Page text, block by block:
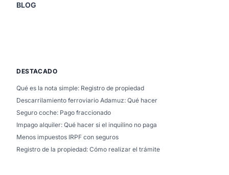
BLOG
DESTACADO
Qué es la nota simple: Registro de propiedad
Descarrilamiento ferroviario Adamuz: Qué hacer
Seguro coche: Pago fraccionado
Impago alquiler: Qué hacer si el inquilino no paga
Menos impuestos IRPF con seguros
Registro de la propiedad: Cómo realizar el trámite